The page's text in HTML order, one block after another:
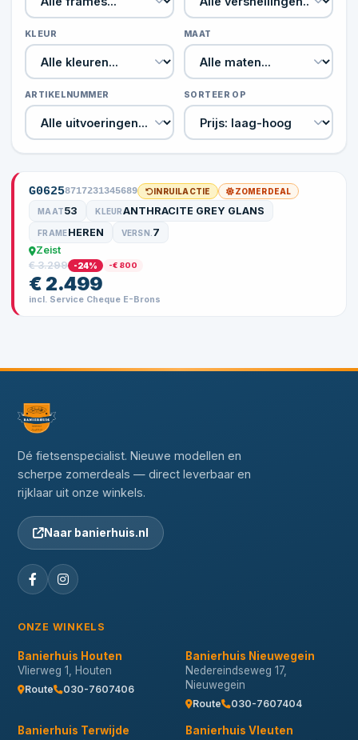
KLEUR MAAT
ARTIKELNUMMER SORTEER OP
G06258717231345689 INRUILACTIE ZOMERDEAL
MAAT53 KLEURANTHRACITE GREY GLANS
FRAMEHEREN VERSN. 7
Zeist
€ 3.299
-24% -€ 800
€ 2.499
incl. Service Cheque E-Brons
Dé fietsenspecialist. Nieuwe modellen en
scherpe zomerdeals — direct leverbaar en
rijklaar uit onze winkels.
Naar banierhuis.nl
ONZE WINKELS
Banierhuis Houten
Vlierweg 1, Houten
Route 030-7607406
Banierhuis Nieuwegein
Nedereindseweg 17,
Nieuwegein
Route 030-7607404
Banierhuis Terwijde
Banierhuis Vleuten